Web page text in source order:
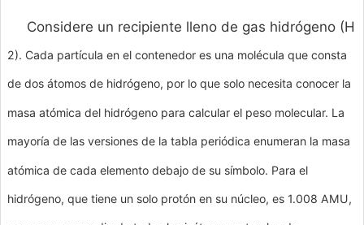
Considere un recipiente lleno de gas hidrógeno (H
2). Cada partícula en el contenedor es una molécula que consta
de dos átomos de hidrógeno, por lo que solo necesita conocer la
masa atómica del hidrógeno para calcular el peso molecular. La
mayoría de las versiones de la tabla periódica enumeran la masa
atómica de cada elemento debajo de su símbolo. Para el
hidrógeno, que tiene un solo protón en su núcleo, es 1.008 AMU,